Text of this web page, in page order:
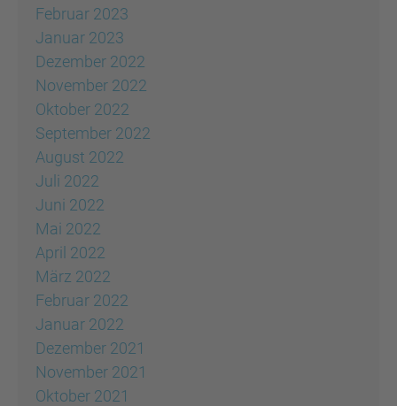
Februar 2023
Januar 2023
Dezember 2022
November 2022
Oktober 2022
September 2022
August 2022
Juli 2022
Juni 2022
Mai 2022
April 2022
März 2022
Februar 2022
Januar 2022
Dezember 2021
November 2021
Oktober 2021